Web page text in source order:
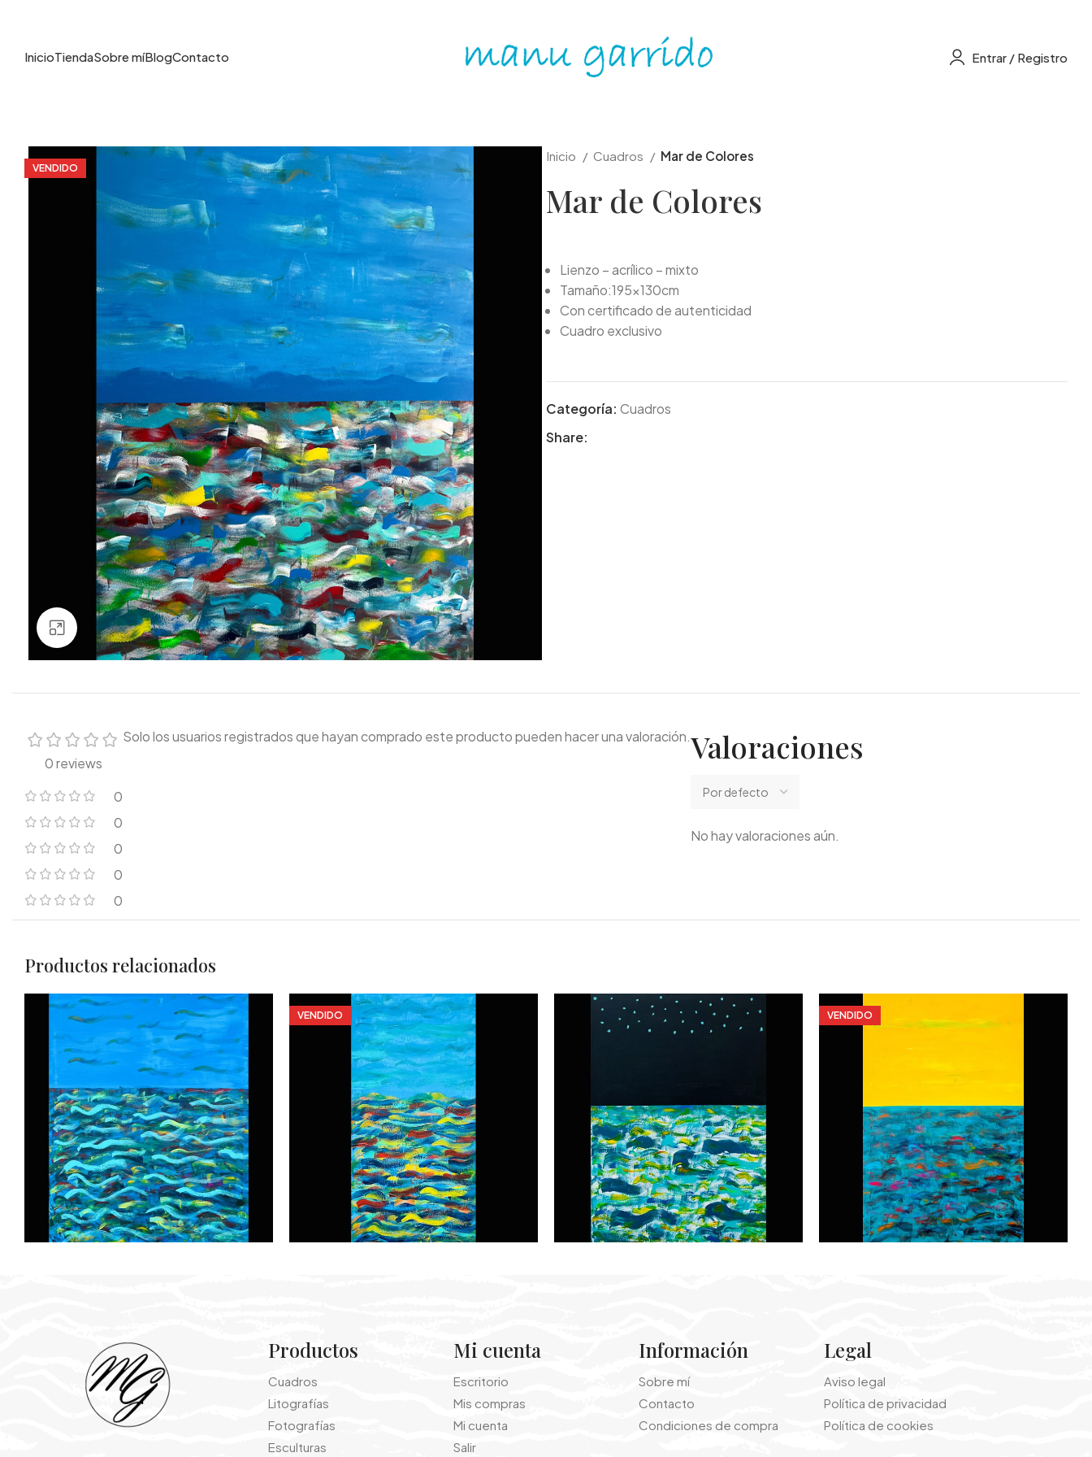
InicioTiendaSobre míBlogContacto Entrar / Registro
VENDIDO
Clic para ampliar
Inicio Cuadros Mar de Colores
Mar de Colores
Lienzo – acrílico – mixto
Tamaño:195x130cm
Con certificado de autenticidad
Cuadro exclusivo
Categoría: Cuadros
Share:
0 reviews
0
0
0
0
0
Valoraciones
No hay valoraciones aún.
Solo los usuarios registrados que hayan comprado este producto pueden hacer una valoración.
Productos relacionados
VENDIDO VENDIDO
Productos
Cuadros
Litografías
Fotografías
Esculturas
Mi cuenta
Escritorio
Mis compras
Mi cuenta
Salir
Información
Sobre mí
Contacto
Condiciones de compra
Legal
Aviso legal
Política de privacidad
Política de cookies